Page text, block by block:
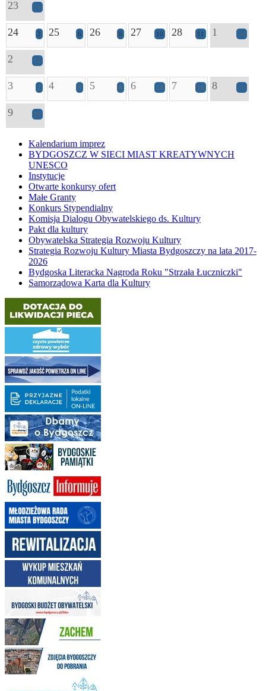
23 11
24 2 25 6 26 6 27 10 28 11 1 14
2 12
3 2 4 8 5 8 6 14 7 16 8 31
9 16
Kalendarium imprez
BYDGOSZCZ W SIECI MIAST KREATYWNYCH
UNESCO
Instytucje
Otwarte konkursy ofert
Małe Granty
Konkurs Stypendialny
Komisja Dialogu Obywatelskiego ds. Kultury
Pakt dla kultury
Obywatelska Strategia Rozwoju Kultury
Strategia Rozwoju Kultury Miasta Bydgoszczy na lata 2017-
2026
Bydgoska Literacka Nagroda Roku "Strzała Łuczniczki"
Samorządowa Karta dla Kultury